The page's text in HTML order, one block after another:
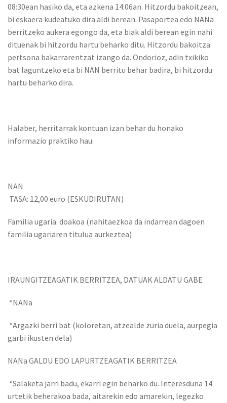
08:30ean hasiko da, eta azkena 14:06an. Hitzordu bakoitzean,
bi eskaera kudeatuko dira aldi berean. Pasaportea edo NANa
berritzeko aukera egongo da, eta biak aldi berean egin nahi
dituenak bi hitzordu hartu beharko ditu. Hitzordu bakoitza
pertsona bakarrarentzat izango da. Ondorioz, adin txikiko
bat laguntzeko eta bi NAN berritu behar badira, bi hitzordu
hartu beharko dira.
Halaber, herritarrak kontuan izan behar du honako
informazio praktiko hau:
NAN
TASA: 12,00 euro (ESKUDIRUTAN)
Familia ugaria: doakoa (nahitaezkoa da indarrean dagoen
familia ugariaren titulua aurkeztea)
IRAUNGITZEAGATIK BERRITZEA, DATUAK ALDATU GABE
*NANa
*Argazki berri bat (koloretan, atzealde zuria duela, aurpegia
garbi ikusten dela)
NANa GALDU EDO LAPURTZEAGATIK BERRITZEA
*Salaketa jarri badu, ekarri egin beharko du. Interesduna 14
urtetik beherakoa bada, aitarekin edo amarekin, legezko